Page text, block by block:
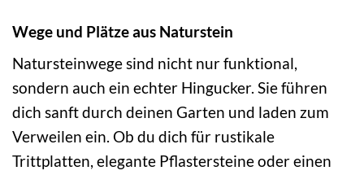
Wege und Plätze aus Naturstein
Natursteinwege sind nicht nur funktional,
sondern auch ein echter Hingucker. Sie führen
dich sanft durch deinen Garten und laden zum
Verweilen ein. Ob du dich für rustikale
Trittplatten, elegante Pflastersteine oder einen